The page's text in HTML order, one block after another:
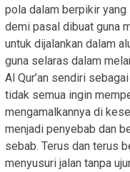
pola dalam berpikir
demi pasal dibuat guna
untuk dijalankan dalam
guna selaras dalam
Al Qur’an sendiri
tidak semua ingin
mengamalkannya di
menjadi penyebab dan
sebab. Terus dan terus
menyusuri jalan tanpa